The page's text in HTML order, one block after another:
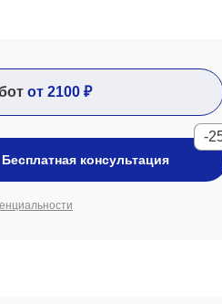
от 2100 ₽
Бесплатная консультация
-